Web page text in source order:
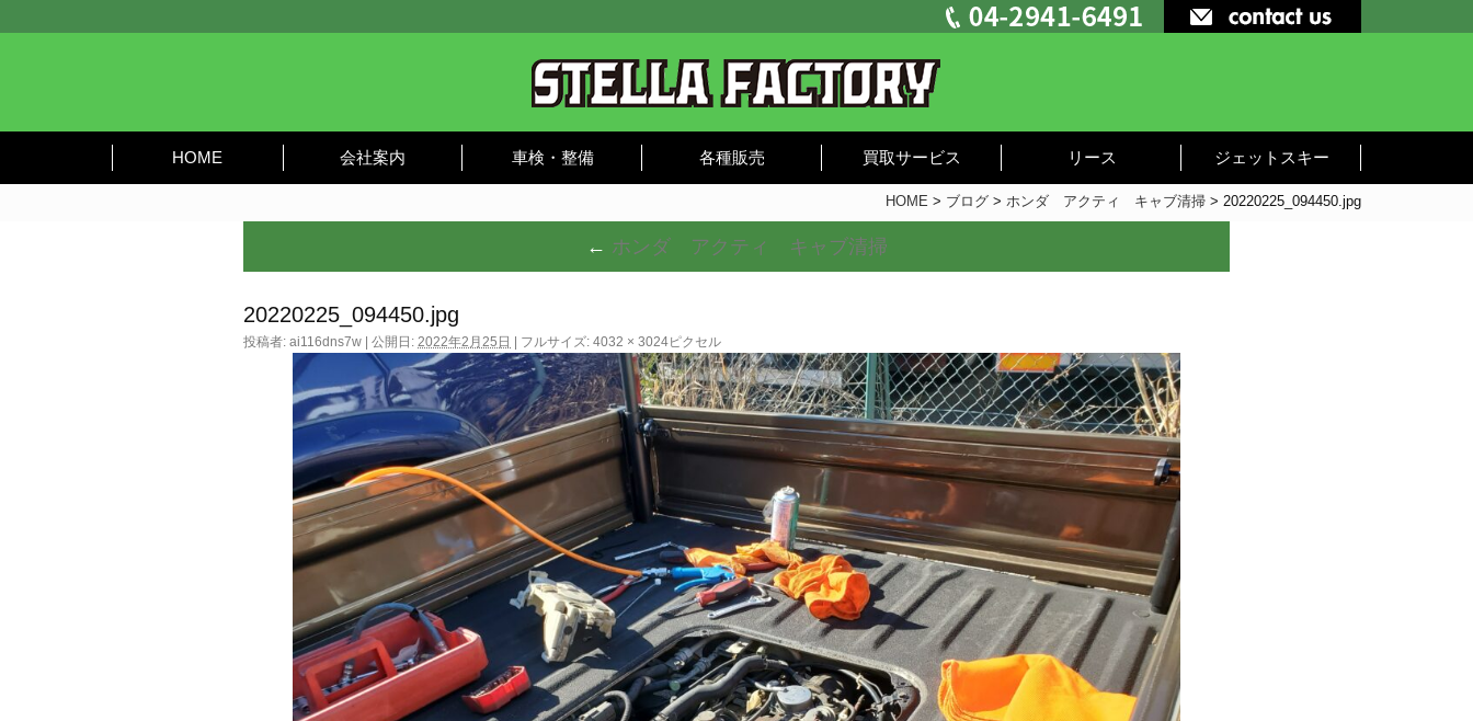
HOME 会社案内 車検・整備 各種販売 買取サービス リース ジェットスキー
HOME > ブログ > ホンダ アクティ キャブ清掃 > 20220225_094450.jpg
← ホンダ アクティ キャブ清掃
20220225_094450.jpg
投稿者: ai116dns7w 公開日: 2022年2月25日 フルサイズ: 4032 × 3024ピクセル